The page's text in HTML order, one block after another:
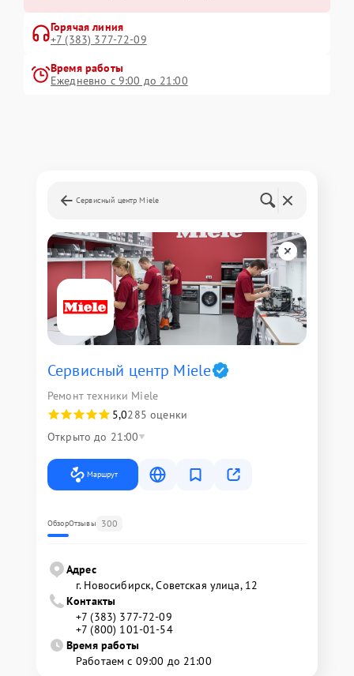
Горячая линия
+7 (383) 377-72-09
Время работы
Ежедневно с 9:00 до 21:00
Сервисный центр Miele
Сервисный центр Miele
Ремонт техники Miele
5,0285 оценки
Открыто до 21:00
Маршрут
ОбзорОтзывы 300
Адрес
г. Новосибирск, Советская улица, 12
Контакты
+7 (383) 377-72-09
+7 (800) 101-01-54
Время работы
Работаем с 09:00 до 21:00